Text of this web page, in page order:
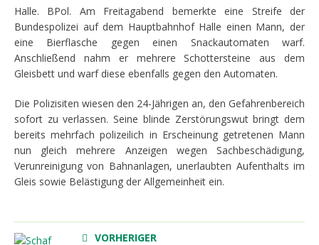
Halle. BPol. Am Freitagabend bemerkte eine Streife der
Bundespolizei auf dem Hauptbahnhof Halle einen Mann, der
eine Bierflasche gegen einen Snackautomaten warf.
Anschließend nahm er mehrere Schottersteine aus dem
Gleisbett und warf diese ebenfalls gegen den Automaten.
Die Polizisiten wiesen den 24-Jährigen an, den Gefahrenbereich
sofort zu verlassen. Seine blinde Zerstörungswut bringt dem
bereits mehrfach polizeilich in Erscheinung getretenen Mann
nun gleich mehrere Anzeigen wegen Sachbeschädigung,
Verunreinigung von Bahnanlagen, unerlaubten Aufenthalts im
Gleis sowie Belästigung der Allgemeinheit ein.
VORHERIGER